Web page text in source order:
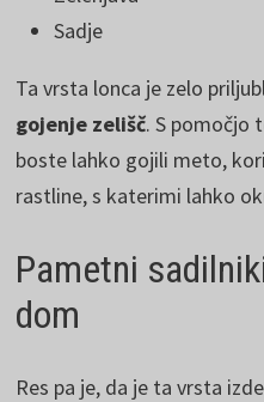
Sadje
Ta vrsta lonca je zelo
gojenje zelišč. S pomočjo
boste lahko gojili meto,
rastline, s katerimi lahko
Pametni
dom
Res pa je, da je ta vrsta